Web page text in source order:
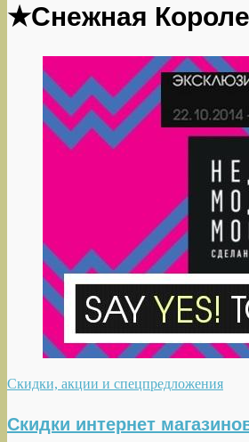
★Снежная
Скидки, акции и спецпредложения
Скидки интернет